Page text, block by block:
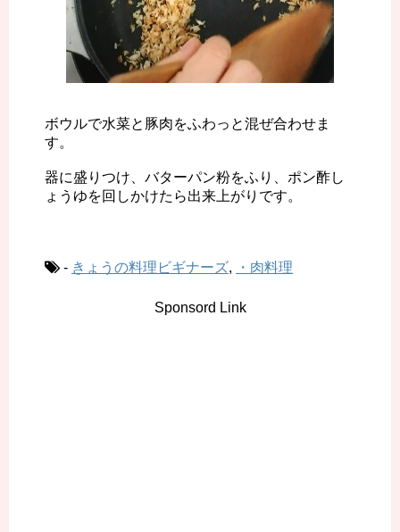
ボウルで水菜と豚肉をふわっと混ぜ合わせま
す。
器に盛りつけ、バターパン粉をふり、ポン酢し
ょうゆを回しかけたら出来上がりです。
- きょうの料理ビギナーズ, ・肉料理
Sponsord Link